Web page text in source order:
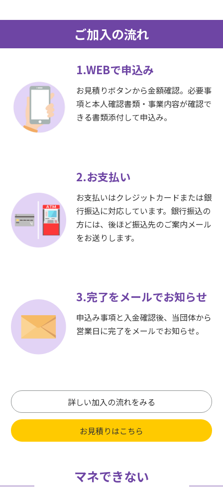
ご加入の流れ
1.WEBで申込み
お見積りボタンから金額確認。必要事
項と本人確認書類・事業内容が確認で
きる書類添付して申込み。
2.お支払い
お支払いはクレジットカードまたは銀
行振込に対応しています。銀行振込の
方には、後ほど振込先のご案内メール
をお送りします。
3.完了をメールでお知らせ
申込み事項と入金確認後、当団体から
営業日に完了をメールでお知らせ。
詳しい加入の流れをみる
お見積りはこちら
マネできない